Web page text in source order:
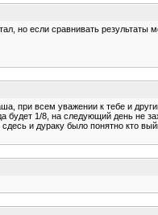
но если сравнивать
всем уважении к тебе и
1/8, на следующий день не
и дураку было понятно кто